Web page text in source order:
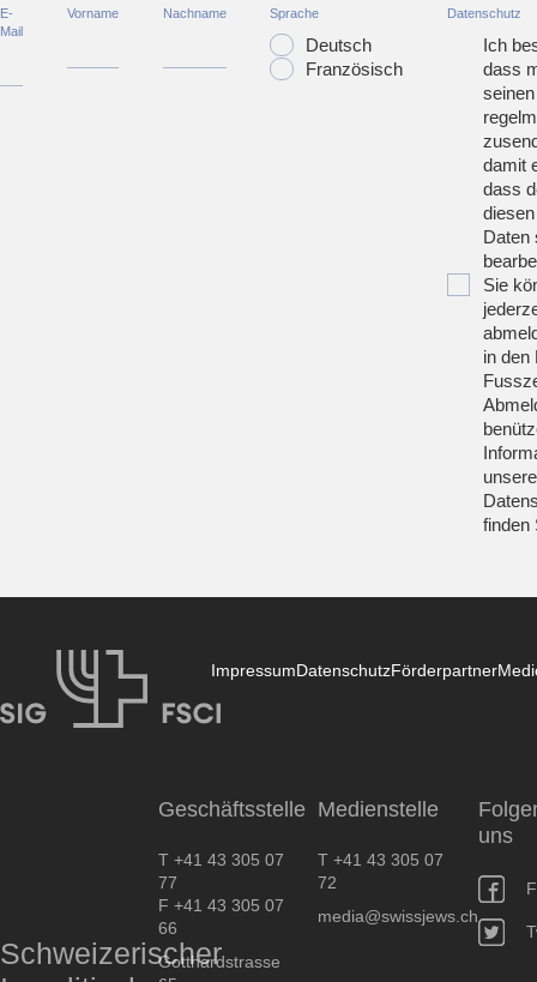
E-
Mail
Vorname Nachname Sprache
Deutsch
Französisch
Datenschutz
Ich
dass
damit
dass
Daten
Sie
in den
finden
ImpressumDatenschutzFörderpartner
Schweizerischer
Geschäftsstelle
T +41 43 305 07
77
F +41 43 305 07
66
Gotthardstrasse
Medienstelle
T +41 43 305 07
72
media@swissjews.ch
uns